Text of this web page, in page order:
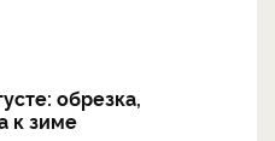
обрезка,
к зиме